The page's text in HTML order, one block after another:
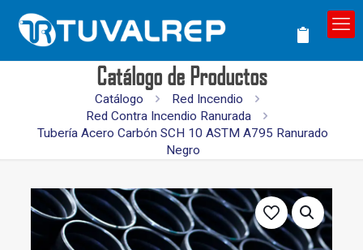
Catálogo de Productos
Catálogo
Red Incendio
Red Contra Incendio Ranurada
Tubería Acero Carbón SCH 10 ASTM A795 Ranurado
Negro